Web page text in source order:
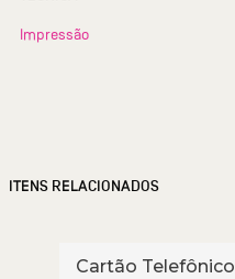
Impressão
ITENS RELACIONADOS
Cartão Telefônico